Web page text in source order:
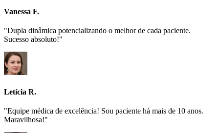
Vanessa F.
"Dupla dinâmica potencializando o melhor de cada paciente.
Sucesso absoluto!"
Letícia R.
"Equipe médica de excelência! Sou paciente há mais de 10 anos.
Maravilhosa!"